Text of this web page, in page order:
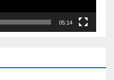
05:14